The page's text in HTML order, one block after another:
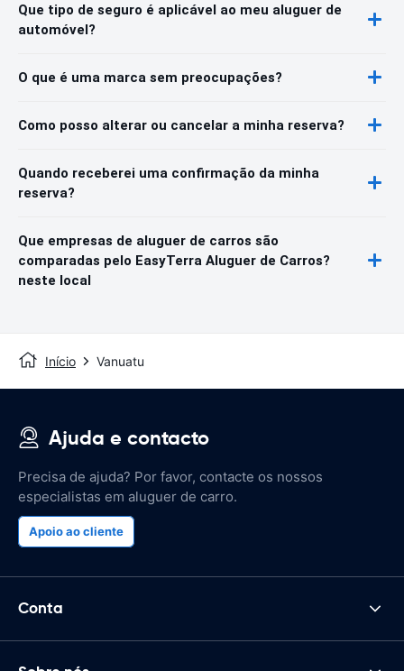
Que tipo de seguro é aplicável ao meu aluguer de
automóvel?
O que é uma marca sem preocupações?
Como posso alterar ou cancelar a minha reserva?
Quando receberei uma confirmação da minha
reserva?
Que empresas de aluguer de carros são
comparadas pelo EasyTerra Aluguer de Carros?
neste local
Início Vanuatu
Ajuda e contacto
Precisa de ajuda? Por favor, contacte os nossos
especialistas em aluguer de carro.
Apoio ao cliente
Conta